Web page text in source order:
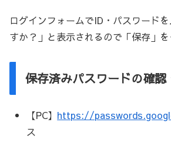
ログインフォームでID・パスワード
すか？」と表示されるので「保存」を
保存済みパスワードの確認
【PC】 https://
ス